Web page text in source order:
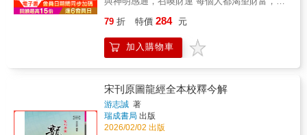
物的葉子，這是重點！‧葉片尖銳的觀葉植物
（如虎尾蘭、香龍血樹等）葉片末端細長尖
釋放銳利的能量，阻擋外來的不良氣場。適合
想避免阻礙財運的麻煩，或者希望在工作上獲
得成功、增加收入的人。‧圓形葉片的觀葉植物
氣，有助於促進人際關係的和諧，從而提升財
運。如果因工作中的人際關係感到困擾，或希
望改善與合作夥伴的關係，不妨將這類植物擺
放在工作區域或辦公室。‧心形葉片的觀葉植物
農民曆上的財神方位，到陽宅中的明財位，千
百年來，人們不斷探索與實證，積累出各種提
升財運的方法。 本書精選「陽宅佈局、擇日開
礎，解開玄學背後的運作邏輯。讓你不只知其
然，更知其所以然，用理性奠基運勢，用行動
翻轉財富，開啟富足生活。
79 折 特價 284 元
加入購物車
宋刊原圖龍經全本校釋今解
游志誠 著
瑞成書局 出版
2026/02/02 出版